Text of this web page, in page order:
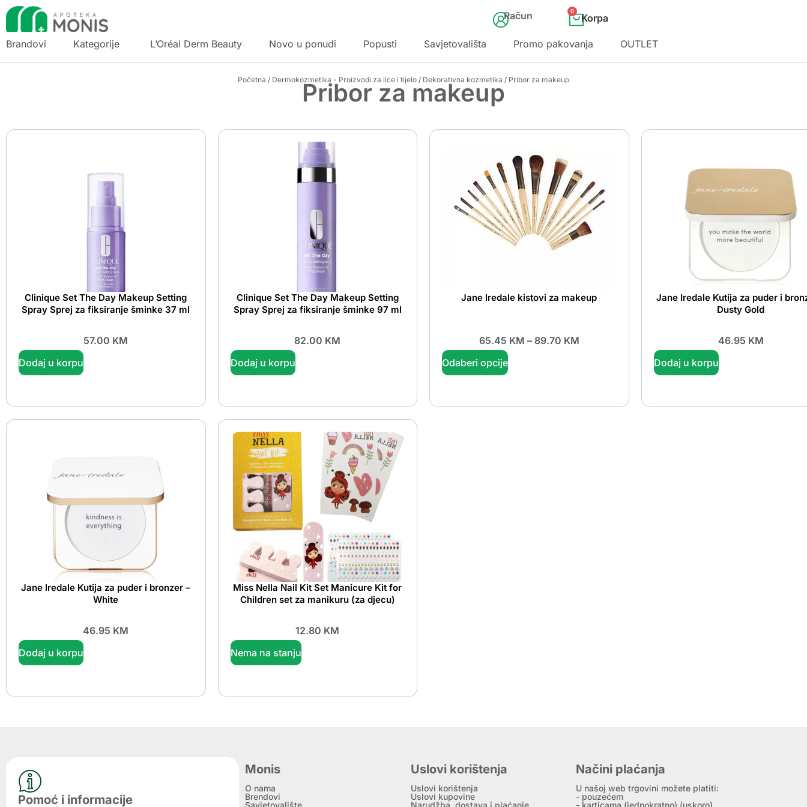
Račun 0
Brandovi Kategorije L’Oréal Derm Beauty Novo u ponudi Popusti Savjetovališta Promo pakovanja OUTLET
Početna / Dermokozmetika - Proizvodi za lice i tijelo / Dekorativna kozmetika / Pribor za makeup
Pribor za makeup
Clinique Set The Day Makeup Setting
Spray Sprej za fiksiranje šminke 37 ml
57.00 KM
Dodaj u korpu
Clinique Set The Day Makeup Setting
Spray Sprej za fiksiranje šminke 97 ml
82.00 KM
Dodaj u korpu
Jane Iredale kistovi za makeup
65.45 KM – 89.70 KM
Odaberi opcije
Jane Iredale Kutija za puder i
Dusty Gold
46.95 KM
Dodaj u korpu
Jane Iredale Kutija za puder i bronzer –
White
46.95 KM
Dodaj u korpu
Miss Nella Nail Kit Set Manicure Kit for
Children set za manikuru (za djecu)
12.80 KM
Nema na stanju
Pomoć i informacije
Monis
O nama
Brendovi
Uslovi korištenja
Uslovi korištenja
Uslovi kupovine
Načini plaćanja
U našoj web trgovini možete platiti:
- pouzećem